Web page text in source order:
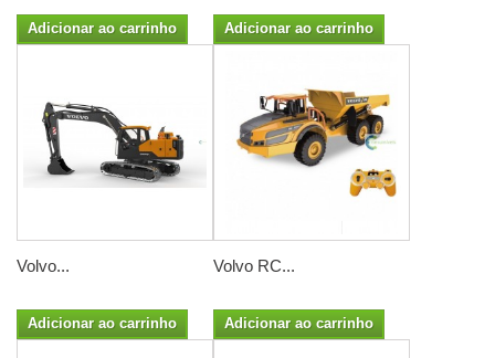
Adicionar ao carrinho Adicionar ao carrinho
Volvo...
Adicionar ao carrinho
Volvo RC...
Adicionar ao carrinho